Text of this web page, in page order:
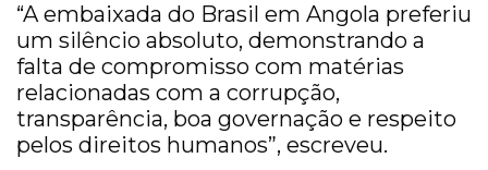
“A embaixada do Brasil em Angola preferiu
um silêncio absoluto, demonstrando a
falta de compromisso com matérias
relacionadas com a corrupção,
transparência, boa governação e respeito
pelos direitos humanos”, escreveu.